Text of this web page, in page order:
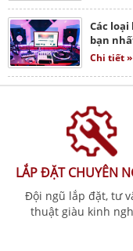
Các
bạn
Chi tiết »
LẮP ĐẶT CHUYÊN
Đội ngũ lắp đặt, tư
thuật giàu kinh